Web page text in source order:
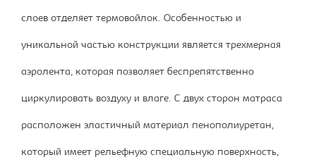
слоев отделяет термовойлок. Особенностью и
уникальной частью конструкции является трехмерная
аэролента, которая позволяет беспрепятственно
циркулировать воздуху и влаге. С двух сторон матраса
расположен эластичный материал пенополиуретан,
который имеет рельефную специальную поверхность,